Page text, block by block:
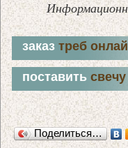
заказтреб
поставитьсвечу
Поделиться…